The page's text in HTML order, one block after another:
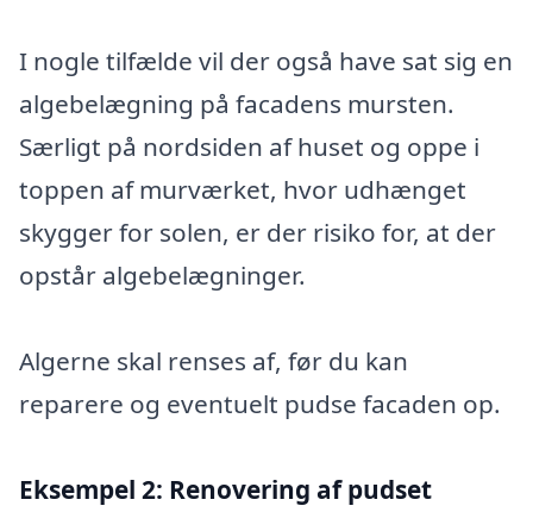
I nogle tilfælde vil der også have sat sig en
algebelægning på facadens mursten.
Særligt på nordsiden af huset og oppe i
toppen af murværket, hvor udhænget
skygger for solen, er der risiko for, at der
opstår algebelægninger.
Algerne skal renses af, før du kan
reparere og eventuelt pudse facaden op.
Eksempel 2: Renovering af pudset